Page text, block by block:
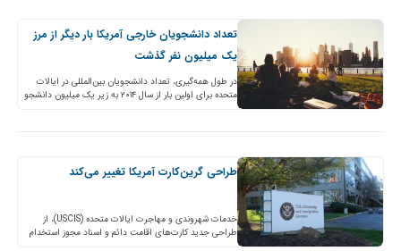
تعداد دانشجویان خارجی آمریکا بار دیگر از مرز
یک میلیون نفر گذشت
در طول همه‌گیری، تعداد دانشجویان بین‌المللی در ایالات
متحده برای اولین بار از سال ۲۰۱۴ به زیر یک میلیون دانشجو
طراحی گرین‌کارت آمریکا تغییر می‌کند
خدمات شهروندی و مهاجرت ایالات متحده (USCIS)، از
طراحی جدید کارت‌های اقامت دائم و اسناد مجوز استخدام